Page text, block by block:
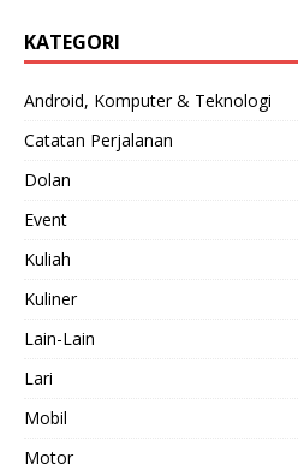
KATEGORI
Android, Komputer & Teknologi
Catatan Perjalanan
Dolan
Event
Kuliah
Kuliner
Lain-Lain
Lari
Mobil
Motor